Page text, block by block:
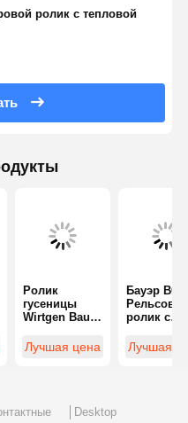
ролик с тепловой
Ролик
гусеницы
Wirtgen Bauer
экскаваторов
Лучшая цена
Бауэр
ролик с
анный для
Лучшая
Desktop